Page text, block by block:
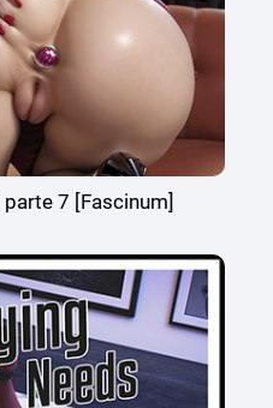
parte 7 [Fascinum]